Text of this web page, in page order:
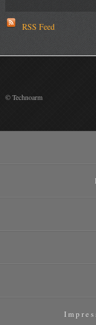
RSS Feed
© Technoarm